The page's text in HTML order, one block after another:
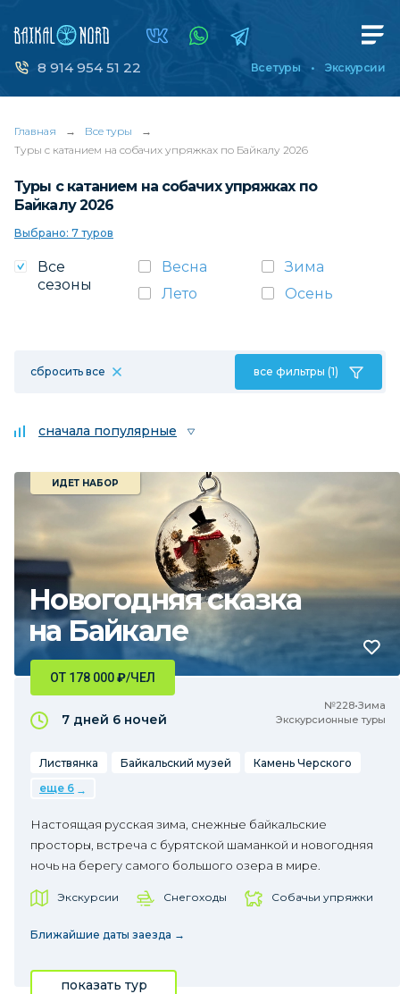
8 914 954 51 22 Все туры Экскурсии
Главная → Все туры
→
Туры с катанием на собачих упряжках по Байкалу 2026
Туры с катанием на собачих упряжках по
Байкалу 2026
Выбрано: 7 туров
Все
сезоны
Весна
Зима
Лето
Осень
сбросить все все фильтры (1)
сначала популярные
Новогодняя сказка
на Байкале
ИДЕТ НАБОР
№228•Зима
Экскурсионные туры
ОТ 178 000₽/ЧЕЛ
7 дней 6 ночей
Листвянка Байкальский музей
Камень Черского
еще 6
Настоящая русская зима, снежные байкальские
просторы, встреча с бурятской шаманкой и новогодняя
ночь на берегу самого большого озера в мире.
Экскурсии Снегоходы Собачьи упряжки
Ближайшие даты заезда →
показать тур